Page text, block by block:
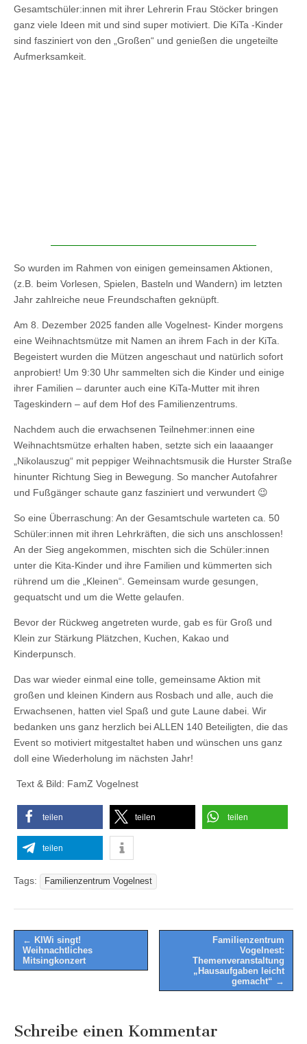
Gesamtschüler:innen mit ihrer Lehrerin Frau Stöcker bringen
ganz viele Ideen mit und sind super motiviert. Die KiTa -Kinder
sind fasziniert von den „Großen“ und genießen die ungeteilte
Aufmerksamkeit.
So wurden im Rahmen von einigen gemeinsamen Aktionen,
(z.B. beim Vorlesen, Spielen, Basteln und Wandern) im letzten
Jahr zahlreiche neue Freundschaften geknüpft.
Am 8. Dezember 2025 fanden alle Vogelnest- Kinder morgens
eine Weihnachtsmütze mit Namen an ihrem Fach in der KiTa.
Begeistert wurden die Mützen angeschaut und natürlich sofort
anprobiert! Um 9:30 Uhr sammelten sich die Kinder und einige
ihrer Familien – darunter auch eine KiTa-Mutter mit ihren
Tageskindern – auf dem Hof des Familienzentrums.
Nachdem auch die erwachsenen Teilnehmer:innen eine
Weihnachtsmütze erhalten haben, setzte sich ein laaaanger
„Nikolauszug“ mit peppiger Weihnachtsmusik die Hurster Straße
hinunter Richtung Sieg in Bewegung. So mancher Autofahrer
und Fußgänger schaute ganz fasziniert und verwundert 😉
So eine Überraschung: An der Gesamtschule warteten ca. 50
Schüler:innen mit ihren Lehrkräften, die sich uns anschlossen!
An der Sieg angekommen, mischten sich die Schüler:innen
unter die Kita-Kinder und ihre Familien und kümmerten sich
rührend um die „Kleinen“. Gemeinsam wurde gesungen,
gequatscht und um die Wette gelaufen.
Bevor der Rückweg angetreten wurde, gab es für Groß und
Klein zur Stärkung Plätzchen, Kuchen, Kakao und
Kinderpunsch.
Das war wieder einmal eine tolle, gemeinsame Aktion mit
großen und kleinen Kindern aus Rosbach und alle, auch die
Erwachsenen, hatten viel Spaß und gute Laune dabei. Wir
bedanken uns ganz herzlich bei ALLEN 140 Beteiligten, die das
Event so motiviert mitgestaltet haben und wünschen uns ganz
doll eine Wiederholung im nächsten Jahr!
Text & Bild: FamZ Vogelnest
teilen teilen teilen
teilen
Tags: Familienzentrum Vogelnest
Post
navigation
← KIWi singt!
Weihnachtliches
Mitsingkonzert
Familienzentrum
Vogelnest:
Themenveranstaltung
„Hausaufgaben leicht
gemacht“ →
Schreibe einen Kommentar